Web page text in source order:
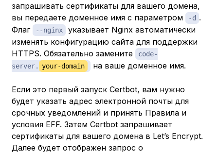
запрашивать сертификаты для вашего домена,
вы передаете доменное имя с параметром
-d .
Флаг
--nginx
указывает Nginx автоматически
изменять конфигурацию сайта для поддержки
HTTPS. Обязательно замените
code-
server. your-domain на ваше доменное имя.
Если это первый запуск Certbot, вам нужно
будет указать адрес электронной почты для
срочных уведомлений и принять Правила и
условия EFF. Затем Certbot запрашивает
сертификаты для вашего домена в Let’s Encrypt.
Далее будет отображен запрос о